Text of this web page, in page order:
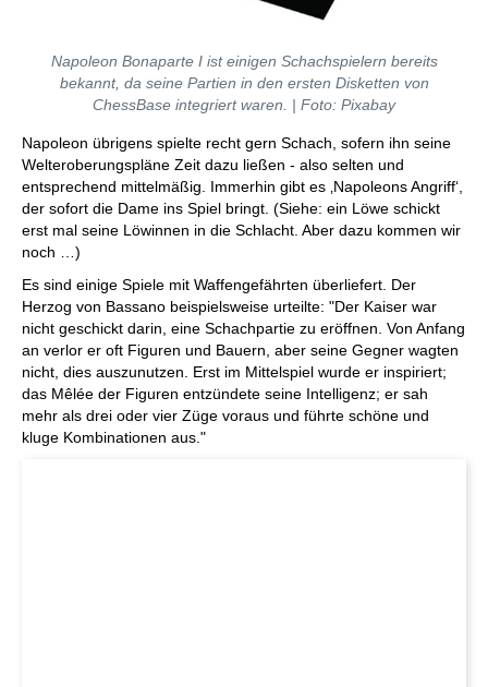
Napoleon Bonaparte I ist einigen Schachspielern bereits
bekannt, da seine Partien in den ersten Disketten von
ChessBase integriert waren. | Foto: Pixabay
Napoleon übrigens spielte recht gern Schach, sofern ihn seine
Welteroberungspläne Zeit dazu ließen - also selten und
entsprechend mittelmäßig. Immerhin gibt es ‚Napoleons Angriff‘,
der sofort die Dame ins Spiel bringt. (Siehe: ein Löwe schickt
erst mal seine Löwinnen in die Schlacht. Aber dazu kommen wir
noch …)
Es sind einige Spiele mit Waffengefährten überliefert. Der
Herzog von Bassano beispielsweise urteilte: "Der Kaiser war
nicht geschickt darin, eine Schachpartie zu eröffnen. Von Anfang
an verlor er oft Figuren und Bauern, aber seine Gegner wagten
nicht, dies auszunutzen. Erst im Mittelspiel wurde er inspiriert;
das Mêlée der Figuren entzündete seine Intelligenz; er sah
mehr als drei oder vier Züge voraus und führte schöne und
kluge Kombinationen aus."